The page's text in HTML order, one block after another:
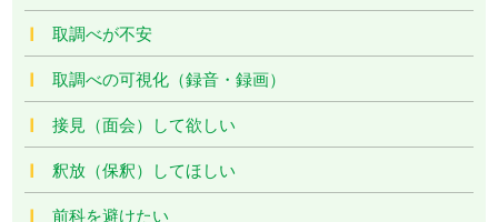
取調べが不安
取調べの可視化（録音・録画）
接見（面会）して欲しい
釈放（保釈）してほしい
前科を避けたい